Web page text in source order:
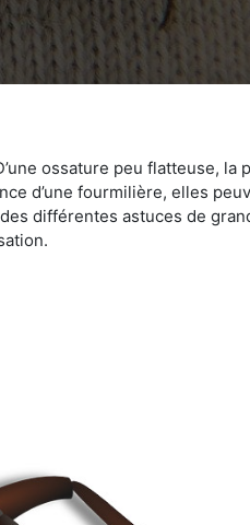
ossature peu flatteuse, la
d’une fourmilière, elles
différentes astuces de